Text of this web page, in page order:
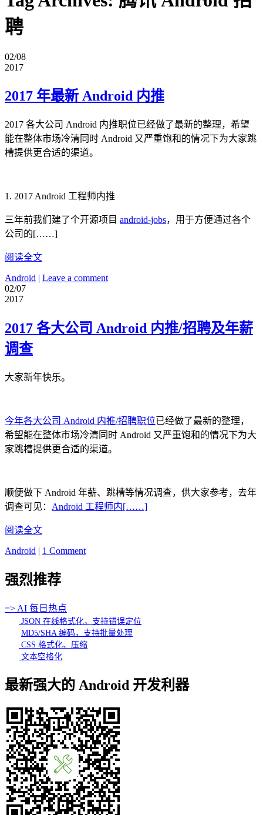
聘
02/08
2017
2017 年最新 Android 内推
2017 各大公司 Android 内推职位已经做了最新的整理，希望
能在整体市场冷清同时 Android 又严重饱和的情况下为大家跳
槽提供更合适的渠道。
1. 2017 Android 工程师内推
三年前我们建了个开源项目 android-jobs，用于方便通过各个
公司的[……]
阅读全文
Android | Leave a comment
02/07
2017
2017 各大公司 Android 内推/招聘及年薪
调查
大家新年快乐。
今年各大公司 Android 内推/招聘职位已经做了最新的整理，
希望能在整体市场冷清同时 Android 又严重饱和的情况下为大
家跳槽提供更合适的渠道。
顺便做下 Android 年薪、跳槽等情况调查，供大家参考，去年
调查可见： Android 工程师内[……]
阅读全文
Android | 1 Comment
强烈推荐
=> AI 每日热点
JSON 在线格式化，支持错误定位
MD5/SHA 编码，支持批量处理
CSS 格式化、压缩
文本空格化
最新强大的 Android 开发利器